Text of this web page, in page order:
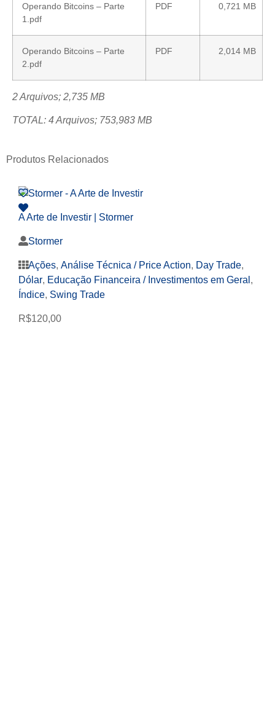
Operando Bitcoins – Parte
1.pdf
PDF 0,721 MB
Operando Bitcoins – Parte
2.pdf
PDF 2,014 MB
2 Arquivos; 2,735 MB
TOTAL: 4 Arquivos; 753,983 MB
Produtos Relacionados
A Arte de Investir | Stormer
Stormer
Ações, Análise Técnica / Price Action, Day Trade,
Dólar, Educação Financeira / Investimentos em Geral ,
Índice, Swing Trade
R$120,00